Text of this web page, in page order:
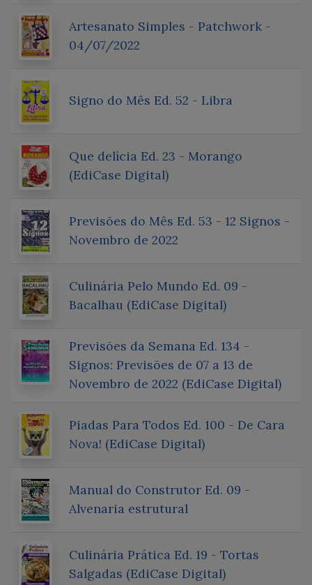
Artesanato Simples - Patchwork -
04/07/2022
Signo do Mês Ed. 52 - Libra
Que delícia Ed. 23 - Morango
(EdiCase Digital)
Previsões do Mês Ed. 53 - 12 Signos -
Novembro de 2022
Culinária Pelo Mundo Ed. 09 -
Bacalhau (EdiCase Digital)
Previsões da Semana Ed. 134 -
Signos: Previsões de 07 a 13 de
Novembro de 2022 (EdiCase Digital)
Piadas Para Todos Ed. 100 - De Cara
Nova! (EdiCase Digital)
Manual do Construtor Ed. 09 -
Alvenaria estrutural
Culinária Prática Ed. 19 - Tortas
Salgadas (EdiCase Digital)